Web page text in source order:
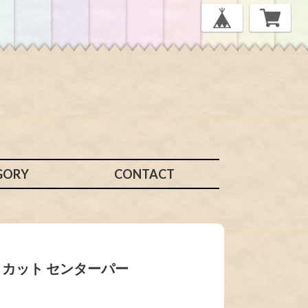
CONTACT
ット センターパー